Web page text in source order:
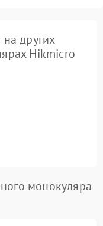
других
Hikmicro
монокуляра